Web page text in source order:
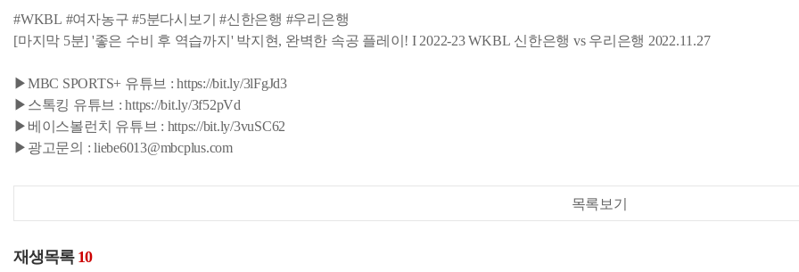
#WKBL #여자농구 #5분다시보기 #신한은행 #우리은행
[마지막 5분] '좋은 수비 후 역습까지' 박지현, 완벽한 속공 플레이! I 2022-23 WKBL 신한은행 vs 우리은행 2022.11.27
▶MBC SPORTS+ 유튜브 : https://bit.ly/3lFgJd3
▶스톡킹 유튜브 : https://bit.ly/3f52pVd
▶베이스볼런치 유튜브 : https://bit.ly/3vuSC62
▶광고문의 : liebe6013@mbcplus.com
목록보기
재생목록 10